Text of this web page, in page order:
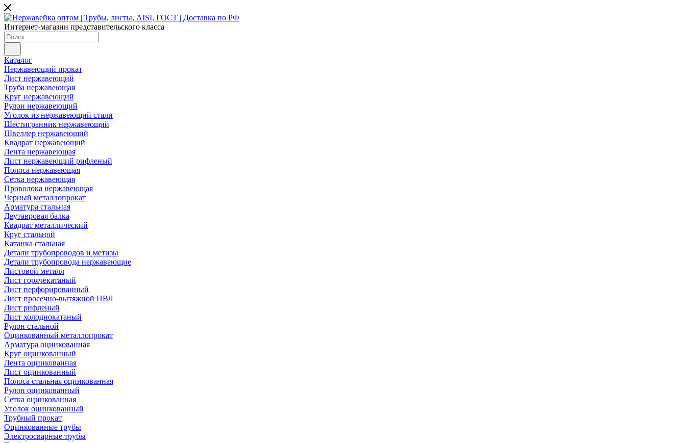
Интернет-магазин представительского класса
Каталог
Нержавеющий прокат
Лист нержавеющий
Труба нержавеющая
Круг нержавеющий
Рулон нержавеющий
Уголок из нержавеющий стали
Шестигранник нержавеющий
Швеллер нержавеющий
Квадрат нержавеющий
Лента нержавеющая
Лист нержавеющий рифленый
Полоса нержавеющая
Сетка нержавеющая
Проволока нержавеющая
Черный металлопрокат
Арматура стальная
Двутавровая балка
Квадрат металлический
Круг стальной
Катанка стальная
Детали трубопроводов и метизы
Детали трубопровода нержавеющие
Листовой металл
Лист горячекатаный
Лист перфорированный
Лист просечно-вытяжной ПВЛ
Лист рифленый
Лист холоднокатаный
Рулон стальной
Оцинкованный металлопрокат
Арматура оцинкованная
Круг оцинкованный
Лента оцинкованная
Лист оцинкованный
Полоса стальная оцинкованная
Рулон оцинкованный
Сетка оцинкованная
Уголок оцинкованный
Трубный прокат
Оцинкованные трубы
Электросварные трубы